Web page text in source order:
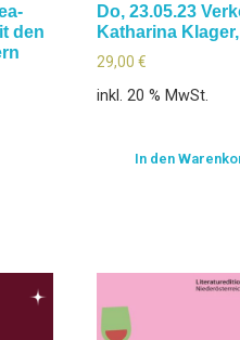
den
Do, 23.05.23
Katharina
29,00 €
inkl. 20 % MwSt.
In den